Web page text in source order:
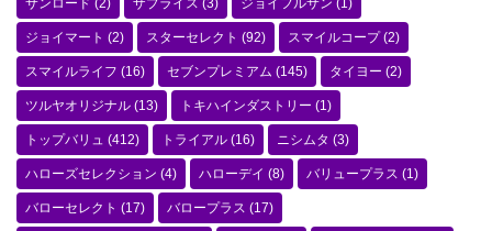
サンロード (2) ザプライス (3) ジョイフルサン (1)
ジョイマート (2) スターセレクト (92) スマイルコープ(2)
スマイルライフ (16) セブンプレミアム (145) タイヨー (2)
ツルヤオリジナル (13) トキハインダストリー (1)
トップバリュ (412) トライアル (16) ニシムタ (3)
ハローズセレクション (4) ハローデイ (8) バリュープラス (1)
バローセレクト (17) バロープラス (17)